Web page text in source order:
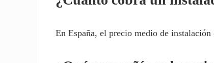
En España, el precio medio de